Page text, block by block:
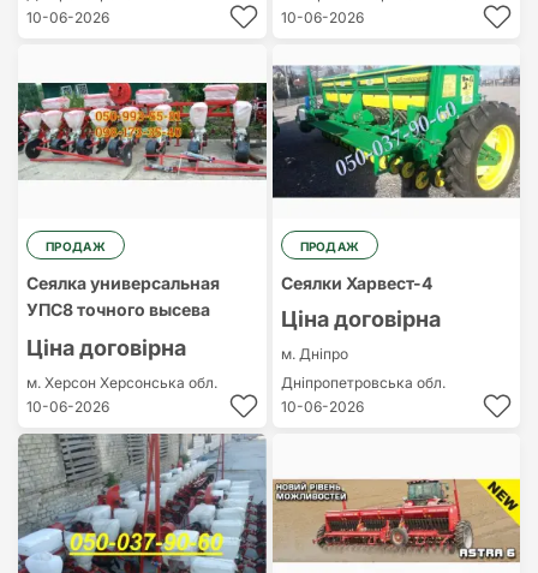
10-06-2026
10-06-2026
ПРОДАЖ
Сеялка универсальная
УПС8 точного высева
Ціна договірна
м. Херсон Херсонська обл.
10-06-2026
ПРОДАЖ
Сеялки Харвест-4
Ціна договірна
м. Дніпро
Дніпропетровська обл.
10-06-2026